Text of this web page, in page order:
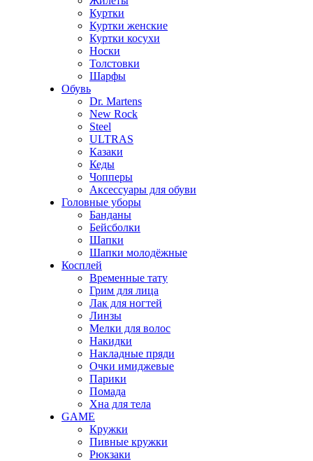
Куртки
Куртки женские
Куртки косухи
Носки
Толстовки
Шарфы
Обувь
Dr. Martens
New Rock
Steel
ULTRAS
Казаки
Кеды
Чопперы
Аксессуары для обуви
Головные уборы
Банданы
Бейсболки
Шапки
Шапки молодёжные
Косплей
Временные тату
Грим для лица
Лак для ногтей
Линзы
Мелки для волос
Накидки
Накладные пряди
Очки имиджевые
Парики
Помада
Хна для тела
GAME
Кружки
Пивные кружки
Рюкзаки